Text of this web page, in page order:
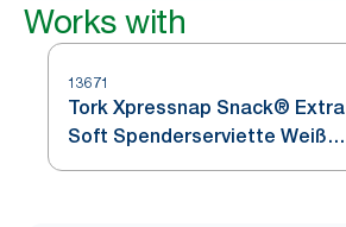
Works with
13671
Tork Xpressnap Snack® Extra
Soft Spenderserviette Weiß
Blätterdesign